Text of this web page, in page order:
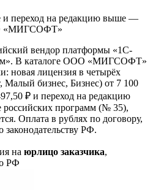
и переход на редакцию выше —
«МИГСОФТ»
вендор платформы «1С-
В каталоге ООО «МИГСОФТ»
новая лицензия в четырёх
Малый бизнес, Бизнес) от 7 100
₽ и переход на редакцию
программ (№ 35),
Оплата в рублях по договору,
РФ.
на юрлицо заказчика,
РФ